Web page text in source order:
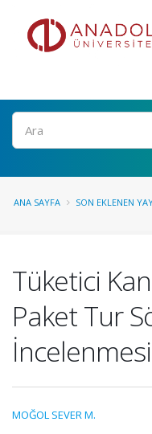
Ara
ANA SAYFA SON EKLENEN
Tüketici
Paket Tur
İncelenmesi
MOĞOL SEVER M.